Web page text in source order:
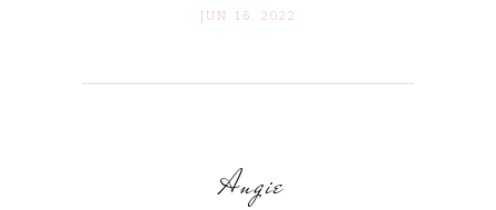
JUN 16. 2022
Angie